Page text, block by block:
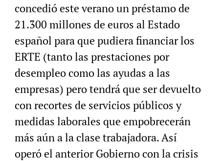
concedió este verano un préstamo de
21.300 millones de euros al Estado
español para que pudiera financiar los
ERTE (tanto las prestaciones por
desempleo como las ayudas a las
empresas) pero tendrá que ser devuelto
con recortes de servicios públicos y
medidas laborales que empobrecerán
más aún a la clase trabajadora. Así
operó el anterior Gobierno con la crisis